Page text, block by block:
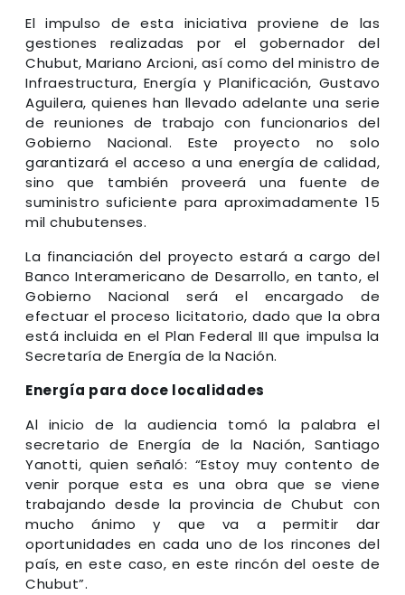
El impulso de esta iniciativa proviene de las
gestiones realizadas por el gobernador del
Chubut, Mariano Arcioni, así como del ministro de
Infraestructura, Energía y Planificación, Gustavo
Aguilera, quienes han llevado adelante una serie
de reuniones de trabajo con funcionarios del
Gobierno Nacional. Este proyecto no solo
garantizará el acceso a una energía de calidad,
sino que también proveerá una fuente de
suministro suficiente para aproximadamente 15
mil chubutenses.
La financiación del proyecto estará a cargo del
Banco Interamericano de Desarrollo, en tanto, el
Gobierno Nacional será el encargado de
efectuar el proceso licitatorio, dado que la obra
está incluida en el Plan Federal III que impulsa la
Secretaría de Energía de la Nación.
Energía para doce localidades
Al inicio de la audiencia tomó la palabra el
secretario de Energía de la Nación, Santiago
Yanotti, quien señaló: “Estoy muy contento de
venir porque esta es una obra que se viene
trabajando desde la provincia de Chubut con
mucho ánimo y que va a permitir dar
oportunidades en cada uno de los rincones del
país, en este caso, en este rincón del oeste de
Chubut”.